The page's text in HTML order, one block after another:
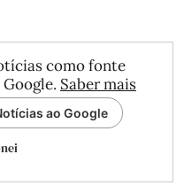
como fonte
Saber mais
ao Google